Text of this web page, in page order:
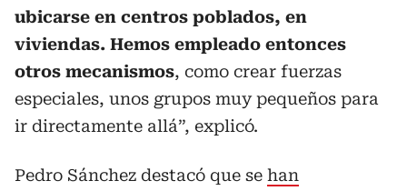
ubicarse en centros poblados, en
viviendas. Hemos empleado entonces
otros mecanismos, como crear fuerzas
especiales, unos grupos muy pequeños para
ir directamente allá”, explicó.
Pedro Sánchez destacó que se han